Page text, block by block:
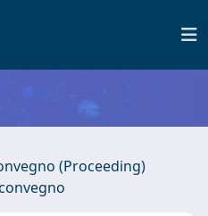
(Proceeding)